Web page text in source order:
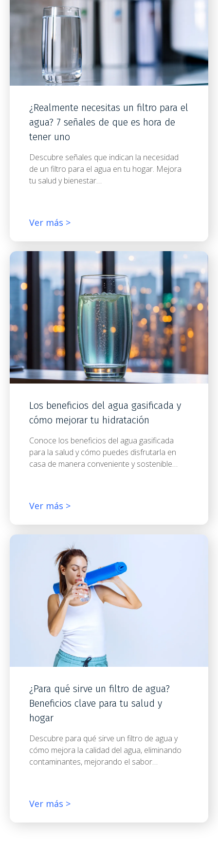
¿Realmente necesitas un filtro para el
agua? 7 señales de que es hora de
tener uno
Descubre señales que indican la necesidad
de un filtro para el agua en tu hogar. Mejora
tu salud y bienestar…
Ver más >
Los beneficios del agua gasificada y
cómo mejorar tu hidratación
Conoce los beneficios del agua gasificada
para la salud y cómo puedes disfrutarla en
casa de manera conveniente y sostenible…
Ver más >
¿Para qué sirve un filtro de agua?
Beneficios clave para tu salud y
hogar
Descubre para qué sirve un filtro de agua y
cómo mejora la calidad del agua, eliminando
contaminantes, mejorando el sabor…
Ver más >